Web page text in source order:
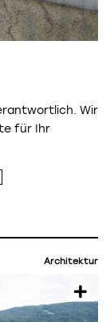
Wir
für Ihr
Architektur